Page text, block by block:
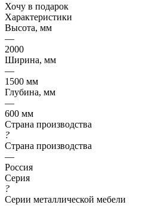
Хочу в подарок
Характеристики
Высота, мм
—
2000
Ширина, мм
—
1500 мм
Глубина, мм
—
600 мм
Страна производства
?
Страна производства
—
Россия
Серия
?
Серии металлической мебели